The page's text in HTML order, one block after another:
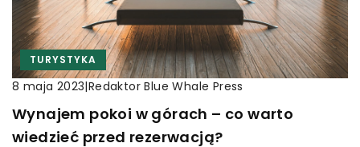
TURYSTYKA
8 maja 2023|Redaktor Blue Whale Press
Wynajem pokoi w górach – co warto
wiedzieć przed rezerwacją?